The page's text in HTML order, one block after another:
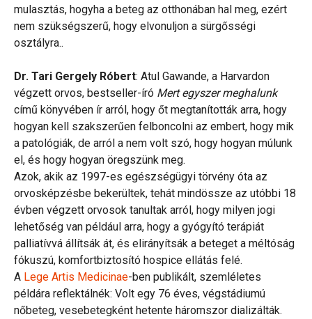
mulasztás, hogyha a beteg az otthonában hal meg, ezért
nem szükségszerű, hogy elvonuljon a sürgősségi
osztályra..
Dr. Tari Gergely Róbert: Atul Gawande, a Harvardon
végzett orvos, bestseller-író Mert egyszer meghalunk
című könyvében ír arról, hogy őt megtanították arra, hogy
hogyan kell szakszerűen felboncolni az embert, hogy mik
a patológiák, de arról a nem volt szó, hogy hogyan múlunk
el, és hogy hogyan öregszünk meg.
Azok, akik az 1997-es egészségügyi törvény óta az
orvosképzésbe bekerültek, tehát mindössze az utóbbi 18
évben végzett orvosok tanultak arról, hogy milyen jogi
lehetőség van például arra, hogy a gyógyító terápiát
palliatívvá állítsák át, és elirányítsák a beteget a méltóság
fókuszú, komfortbiztosító hospice ellátás felé.
A Lege Artis Medicinae-ben publikált, szemléletes
példára reflektálnék: Volt egy 76 éves, végstádiumú
nőbeteg, vesebetegként hetente háromszor dializálták.